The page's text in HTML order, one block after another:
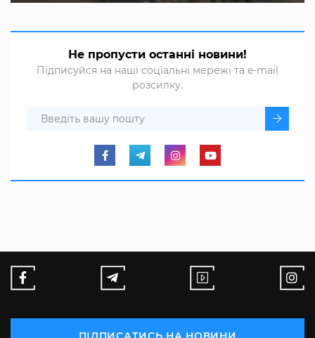
Не пропусти останні новини!
Підписуйся на наші соціальні мережі та e-mail
розсилку.